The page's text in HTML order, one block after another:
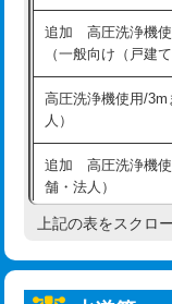
給水管工事※（保温
め込み）)
給水管工事※（土の
業)
給水管工事※（塩ビ
用/3ｍまで)
給水管工事※（塩
給水管工事※（ライ
追加 高圧洗浄機使
（一般向け（戸建
高圧洗浄機使用/
人）
追加 高圧洗浄機
舗・法人）
高度高圧洗浄換
上記の表をスクロ